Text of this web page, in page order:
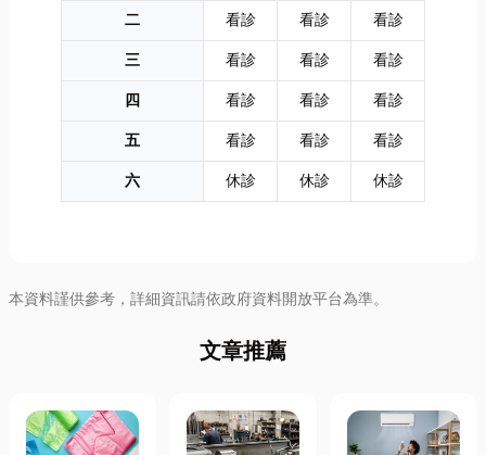
二
看診 看診
看診
三
看診 看診
看診
四
看診 看診
看診
五
看診 看診
看診
六
休診 休診 休診
本資料謹供參考，詳細資訊請依政府資料開放平台為準。
文章推薦